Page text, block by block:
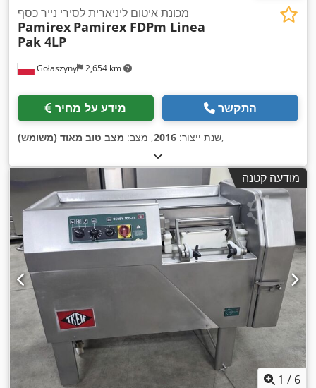
Gołaszyny 2,654 km
מכונת איטום ליניארית לסירי נייר כסף
Pamirex Pamirex FDPm Linea
Pak 4LP
מידע על מחיר התקשר
שנת ייצור: 2016, מצב: מצב טוב מאוד (משומש) ,
מודעה קטנה
1 / 6